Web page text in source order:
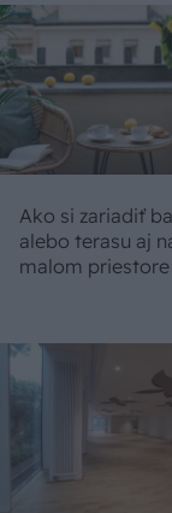
Ako si zariadiť
alebo terasu aj
malom priestore